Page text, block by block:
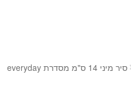
סיר מיני 14 ס"מ מסדרת everyday